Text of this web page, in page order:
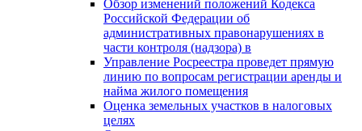
Обзор изменений положений Кодекса
Российской Федерации об
административных правонарушениях в
части контроля (надзора) в
Управление Росреестра проведет прямую
линию по вопросам регистрации аренды и
найма жилого помещения
Оценка земельных участков в налоговых
целях